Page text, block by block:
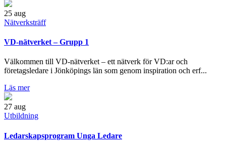
25 aug
Nätverksträff
VD-nätverket – Grupp 1
Välkommen till VD-nätverket – ett nätverk för VD:ar och
företagsledare i Jönköpings län som genom inspiration och erf...
Läs mer
27 aug
Utbildning
Ledarskapsprogram Unga Ledare